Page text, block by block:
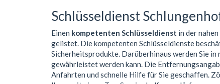
Schlüsseldienst
Einen kompetenten Schlüsseldienst in der
gelistet. Die kompetenten Schlüsseldienste
Sicherheitsprodukte. Darüberhinaus werden Sie
gewährleistet werden kann. Die
Anfahrten und schnelle Hilfe für Sie geschaffen.